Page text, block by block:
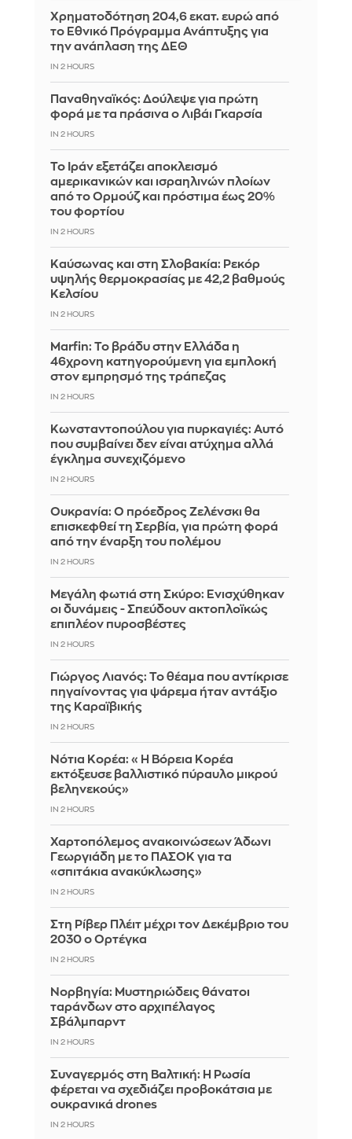
Χρηματοδότηση 204,6 εκατ. ευρώ από
το Εθνικό Πρόγραμμα Ανάπτυξης για
την ανάπλαση της ΔΕΘ
IN 2 HOURS
Παναθηναϊκός: Δούλεψε για πρώτη
φορά με τα πράσινα ο Λιβάι Γκαρσία
IN 2 HOURS
Το Ιράν εξετάζει αποκλεισμό
αμερικανικών και ισραηλινών πλοίων
από το Ορμούζ και πρόστιμα έως 20%
του φορτίου
IN 2 HOURS
Καύσωνας και στη Σλοβακία: Ρεκόρ
υψηλής θερμοκρασίας με 42,2 βαθμούς
Κελσίου
IN 2 HOURS
Marfin: Το βράδυ στην Ελλάδα η
46χρονη κατηγορούμενη για εμπλοκή
στον εμπρησμό της τράπεζας
IN 2 HOURS
Κωνσταντοπούλου για πυρκαγιές: Αυτό
που συμβαίνει δεν είναι ατύχημα αλλά
έγκλημα συνεχιζόμενο
IN 2 HOURS
Ουκρανία: Ο πρόεδρος Ζελένσκι θα
επισκεφθεί τη Σερβία, για πρώτη φορά
από την έναρξη του πολέμου
IN 2 HOURS
Μεγάλη φωτιά στη Σκύρο: Ενισχύθηκαν
οι δυνάμεις - Σπεύδουν ακτοπλοϊκώς
επιπλέον πυροσβέστες
IN 2 HOURS
Γιώργος Λιανός: Το θέαμα που αντίκρισε
πηγαίνοντας για ψάρεμα ήταν αντάξιο
της Καραϊβικής
IN 2 HOURS
Νότια Κορέα: «Η Βόρεια Κορέα
εκτόξευσε βαλλιστικό πύραυλο μικρού
βεληνεκούς»
IN 2 HOURS
Χαρτοπόλεμος ανακοινώσεων Άδωνι
Γεωργιάδη με το ΠΑΣΟΚ για τα
«σπιτάκια ανακύκλωσης»
IN 2 HOURS
Στη Ρίβερ Πλέιτ μέχρι τον Δεκέμβριο του
2030 ο Ορτέγκα
IN 2 HOURS
Νορβηγία: Μυστηριώδεις θάνατοι
ταράνδων στο αρχιπέλαγος
Σβάλμπαρντ
IN 2 HOURS
Συναγερμός στη Βαλτική: Η Ρωσία
φέρεται να σχεδιάζει προβοκάτσια με
ουκρανικά drones
IN 2 HOURS